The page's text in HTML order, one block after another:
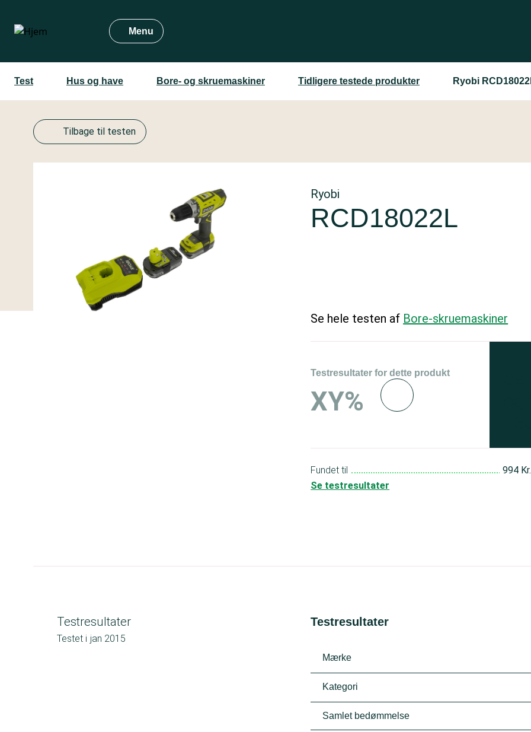
hovedindhold
Menu
Test Hus og have Bore- og skruemaskiner Tidligere testede produkter Ryobi
Tilbage til testen
Ryobi
RCD18022L
Se hele testen af Bore-skruemaskiner
Testresultater for dette produkt
XY%
Fundet til
994 Kr.
Se testresultater
Testresultater
Testet i jan 2015
Testresultater
Mærke
Kategori
Samlet bedømmelse